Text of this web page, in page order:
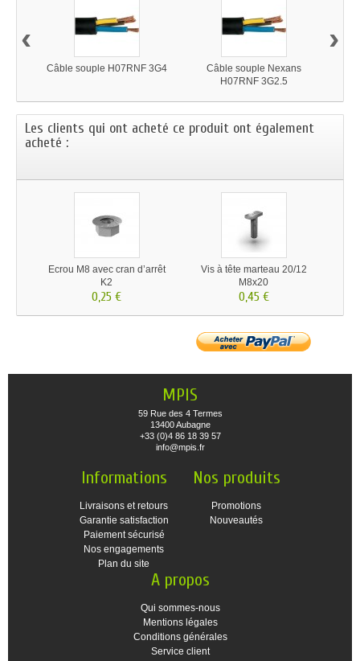
Câble souple H07RNF 3G4
Câble souple Nexans
H07RNF 3G2.5
‹ ›
Les clients qui ont acheté ce produit ont également
acheté :
Ecrou M8 avec cran d’arrêt
K2
0,25 €
Vis à tête marteau 20/12
M8x20
0,45 €
MPIS
59 Rue des 4 Termes
13400 Aubagne
+33 (0)4 86 18 39 57
info@mpis.fr
Informations
Livraisons et retours
Garantie satisfaction
Paiement sécurisé
Nos engagements
Plan du site
Nos produits
Promotions
Nouveautés
A propos
Qui sommes-nous
Mentions légales
Conditions générales
Service client